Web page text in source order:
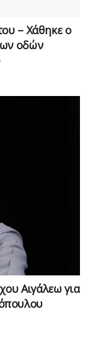
– Χάθηκε ο
οδών
Αιγάλεω για